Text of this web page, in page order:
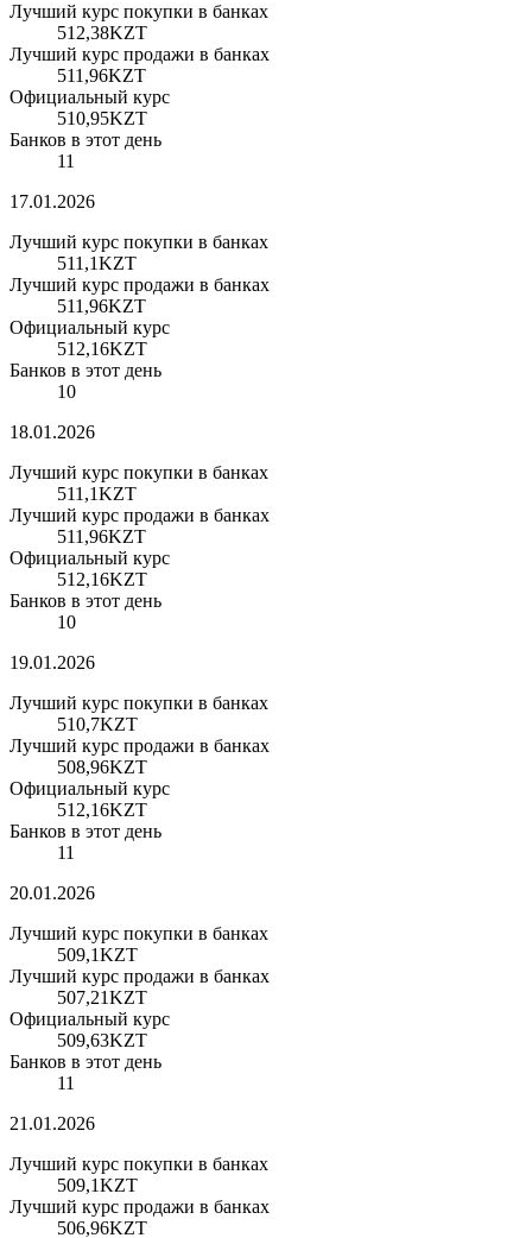
Лучший курс покупки в банках
512,38KZT
Лучший курс продажи в банках
511,96KZT
Официальный курс
510,95KZT
Банков в этот день
11
17.01.2026
Лучший курс покупки в банках
511,1KZT
Лучший курс продажи в банках
511,96KZT
Официальный курс
512,16KZT
Банков в этот день
10
18.01.2026
Лучший курс покупки в банках
511,1KZT
Лучший курс продажи в банках
511,96KZT
Официальный курс
512,16KZT
Банков в этот день
10
19.01.2026
Лучший курс покупки в банках
510,7KZT
Лучший курс продажи в банках
508,96KZT
Официальный курс
512,16KZT
Банков в этот день
11
20.01.2026
Лучший курс покупки в банках
509,1KZT
Лучший курс продажи в банках
507,21KZT
Официальный курс
509,63KZT
Банков в этот день
11
21.01.2026
Лучший курс покупки в банках
509,1KZT
Лучший курс продажи в банках
506,96KZT